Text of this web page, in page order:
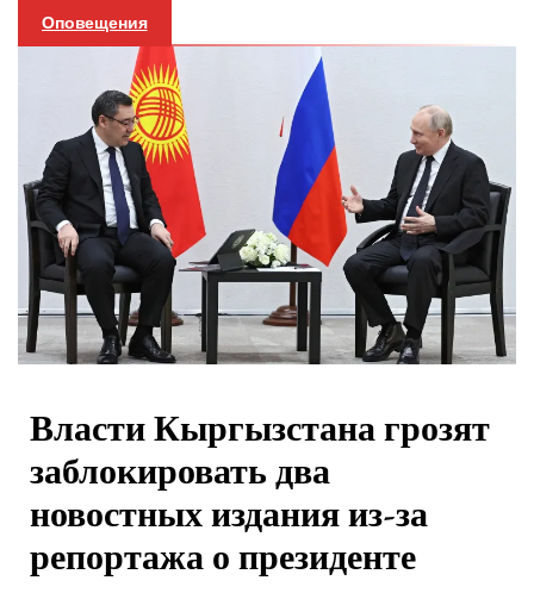
Оповещения
Власти Кыргызстана грозят
заблокировать два
новостных издания из-за
репортажа о президенте